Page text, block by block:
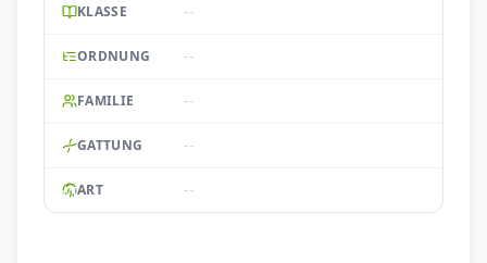
KLASSE --
ORDNUNG --
FAMILIE --
GATTUNG --
ART --